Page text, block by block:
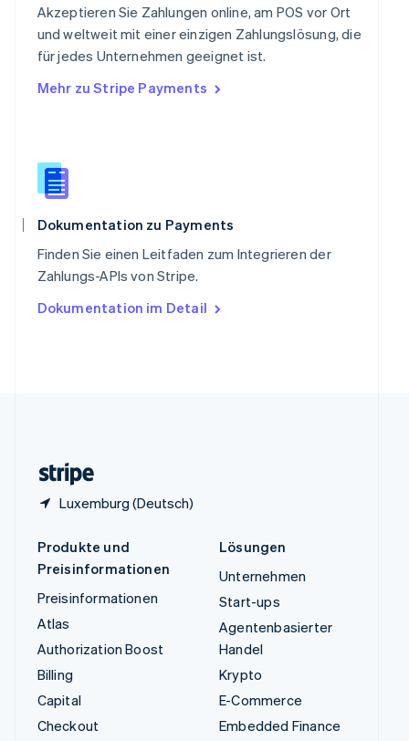
Akzeptieren Sie Zahlungen online, am POS vor Ort
und weltweit mit einer einzigen Zahlungslösung, die
für jedes Unternehmen geeignet ist.
Mehr zu Stripe Payments
Dokumentation zu Payments
Finden Sie einen Leitfaden zum Integrieren der
Zahlungs-APIs von Stripe.
Dokumentation im Detail
Luxemburg (Deutsch)
Singapur
English 简体中文
Slowakei
English
Slowenien
English
Spanien
Español
Thailand
Tschechische Republik
English
English
Produkte und
Preisinformationen
Preisinformationen
Atlas
Authorization Boost
Billing
Capital
Checkout
Lösungen
Unternehmen
Start-ups
Agentenbasierter
Handel
Krypto
E-Commerce
Embedded Finance